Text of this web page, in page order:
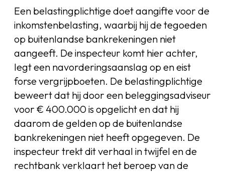
Een belastingplichtige doet aangifte voor de
inkomstenbelasting, waarbij hij de tegoeden
op buitenlandse bankrekeningen niet
aangeeft. De inspecteur komt hier achter,
legt een navorderingsaanslag op en eist
forse vergrijpboeten. De belastingplichtige
beweert dat hij door een beleggingsadviseur
voor € 400.000 is opgelicht en dat hij
daarom de gelden op de buitenlandse
bankrekeningen niet heeft opgegeven. De
inspecteur trekt dit verhaal in twijfel en de
rechtbank verklaart het beroep van de